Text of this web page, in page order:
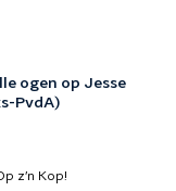
ogen op Jesse
PvdA)
z’n Kop!